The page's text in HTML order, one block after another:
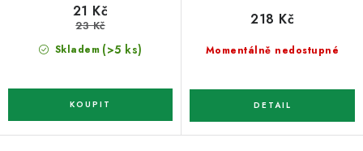
Skladem (>5 ks)
21 Kč
23 Kč
Momentálně nedostupné
218 Kč